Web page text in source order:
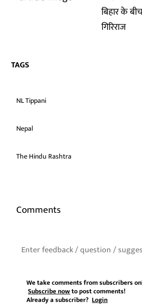
बिहार के
गिरिराज
TAGS
NL Tippani
Nepal
The Hindu Rashtra
Comments
We take comments from subscribers
Subscribe nowto post comments!
Already a subscriber?Login